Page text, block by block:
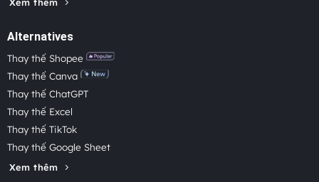
Xem thêm
Alternatives
Thay thế Shopee
Thay thế Canva
Thay thế ChatGPT
Thay thế Excel
Thay thế TikTok
Thay thế Google Sheet
Xem thêm